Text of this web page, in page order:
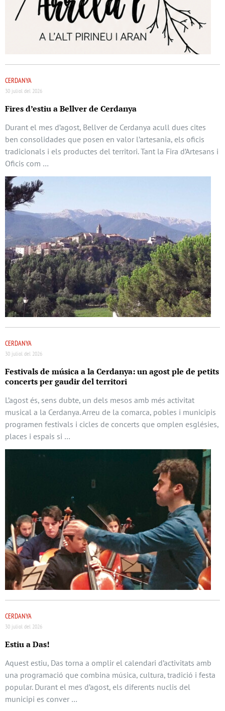
CERDANYA
30 juliol del 2026
Fires d’estiu a Bellver de Cerdanya
Durant el mes d’agost, Bellver de Cerdanya acull dues cites
ben consolidades que posen en valor l’artesania, els oficis
tradicionals i els productes del territori. Tant la Fira d’Artesans i
Oficis com …
CERDANYA
30 juliol del 2026
Festivals de música a la Cerdanya: un agost ple de petits
concerts per gaudir del territori
L’agost és, sens dubte, un dels mesos amb més activitat
musical a la Cerdanya. Arreu de la comarca, pobles i municipis
programen festivals i cicles de concerts que omplen esglésies,
places i espais si …
CERDANYA
30 juliol del 2026
Estiu a Das!
Aquest estiu, Das torna a omplir el calendari d’activitats amb
una programació que combina música, cultura, tradició i festa
popular. Durant el mes d’agost, els diferents nuclis del
municipi es conver …